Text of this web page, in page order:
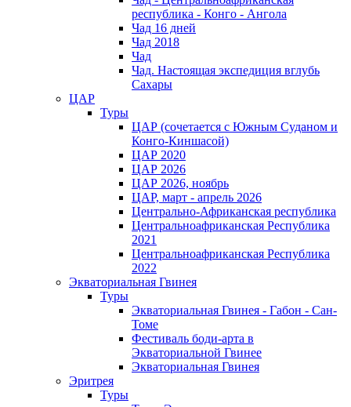
республика - Конго - Ангола
Чад 16 дней
Чад 2018
Чад
Чад. Настоящая экспедиция вглубь
Сахары
ЦАР
Туры
ЦАР (сочетается с Южным Суданом и
Конго-Киншасой)
ЦАР 2020
ЦАР 2026
ЦАР 2026, ноябрь
ЦАР, март - апрель 2026
Центрально-Африканская республика
Центральноафриканская Республика
2021
Центральноафриканская Республика
2022
Экваториальная Гвинея
Туры
Экваториальная Гвинея - Габон - Сан-
Томе
Фестиваль боди-арта в
Экваториальной Гвинее
Экваториальная Гвинея
Эритрея
Туры